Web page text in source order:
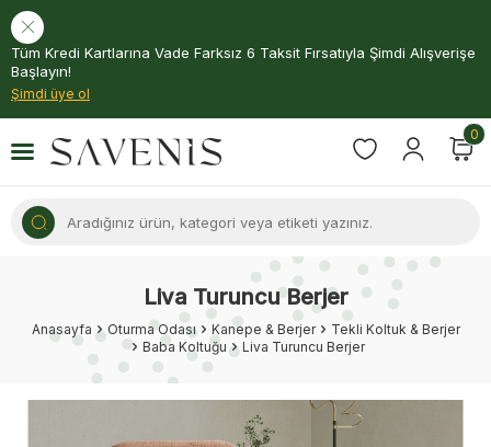
Tüm Kredi Kartlarına Vade Farksız 6 Taksit Fırsatıyla Şimdi Alışverişe
Başlayın!
Şimdi üye ol
0
Liva Turuncu Berjer
Anasayfa Oturma Odası Kanepe & Berjer
Tekli Koltuk & Berjer
Baba Koltuğu
Liva Turuncu Berjer